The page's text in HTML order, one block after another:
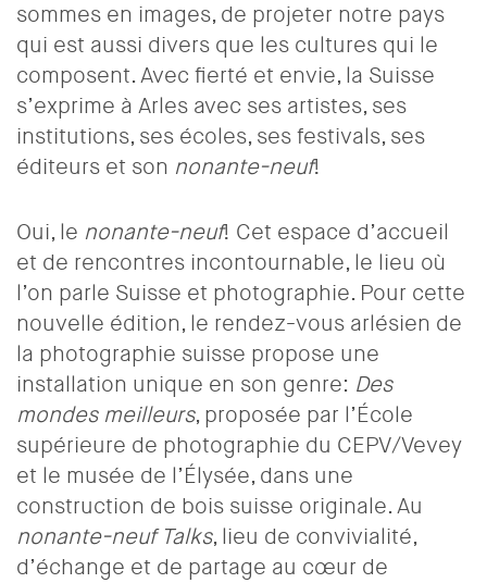
sommes en images, de projeter notre pays
qui est aussi divers que les cultures qui le
composent. Avec fierté et envie, la Suisse
s’exprime à Arles avec ses artistes, ses
institutions, ses écoles, ses festivals, ses
éditeurs et son nonante-neuf!
Oui, le nonante-neuf! Cet espace d’accueil
et de rencontres incontournable, le lieu où
l’on parle Suisse et photographie. Pour cette
nouvelle édition, le rendez-vous arlésien de
la photographie suisse propose une
installation unique en son genre: Des
mondes meilleurs, proposée par l’École
supérieure de photographie du CEPV/Vevey
et le musée de l’Élysée, dans une
construction de bois suisse originale. Au
nonante-neuf Talks, lieu de convivialité,
d’échange et de partage au cœur de